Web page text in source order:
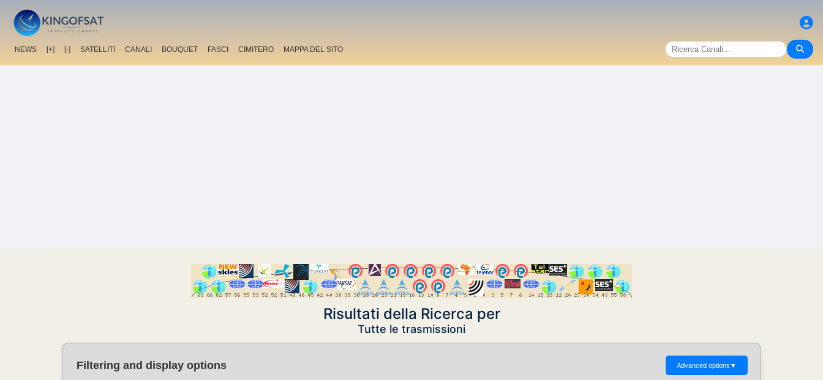
NEWS [+] [-] SATELLITI CANALI BOUQUET FASCI CIMITERO MAPPA DEL SITO
Risultati della Ricerca per
Tutte le trasmissioni
Filtering and display options Advanced options ▼